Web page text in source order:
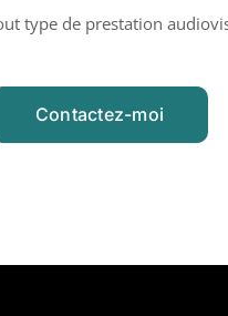
type de prestation
Contactez-moi